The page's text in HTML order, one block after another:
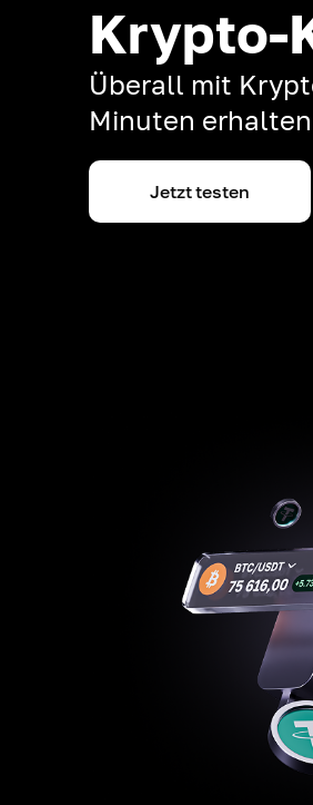
Krypto-
Überall mit
Minuten erhalten
Jetzt testen